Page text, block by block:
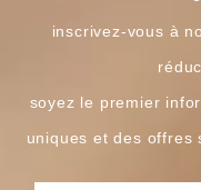
inscrivez-vous à
soyez le premier
uniques et des offres